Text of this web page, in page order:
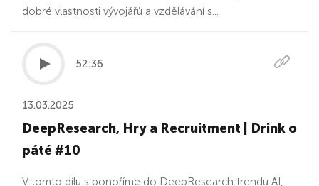
dobré vlastnosti vývojářů a vzdělávání s...
52:36
13.03.2025
DeepResearch, Hry a Recruitment | Drink o
páté #10
V tomto dílu s ponoříme do DeepResearch trendu AI,